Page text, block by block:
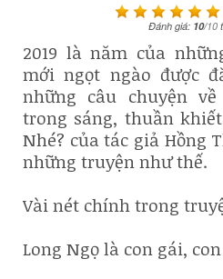
Đánh giá: 10/10
2019 là năm của
mới ngọt ngào được
những câu chuyện
trong sáng, thuần
Nhé? của tác giả Hồng
những truyện như thế.
Vài nét chính trong
Long Ngọ là con gái,